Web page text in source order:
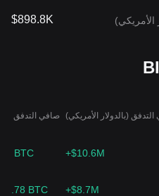
$898.8K
(بالدولار الأمريكي) صافي التدفق (BTC)
+$10.6M
BTC
+$8.7M
BTC